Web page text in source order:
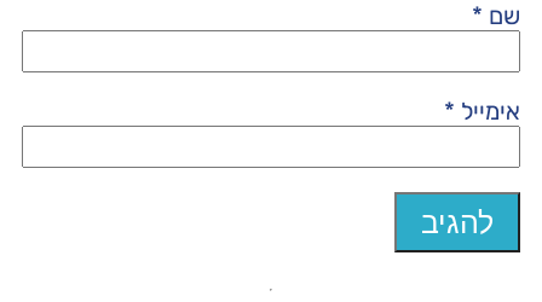
שם *
אימייל *